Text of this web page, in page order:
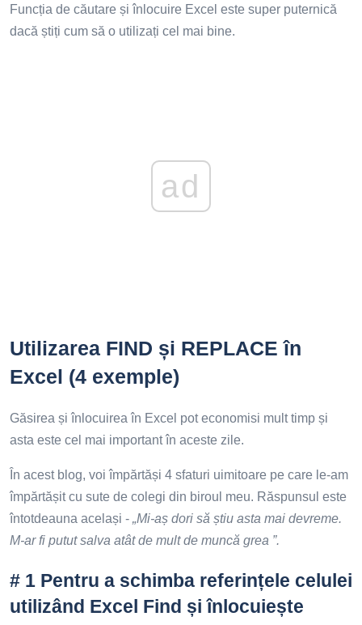
Funcția de căutare și înlocuire Excel este super puternică
dacă știți cum să o utilizați cel mai bine.
ad
Utilizarea FIND și REPLACE în
Excel (4 exemple)
Găsirea și înlocuirea în Excel pot economisi mult timp și
asta este cel mai important în aceste zile.
În acest blog, voi împărtăși 4 sfaturi uimitoare pe care le-am
împărtășit cu sute de colegi din biroul meu. Răspunsul este
întotdeauna același - „Mi-aș dori să știu asta mai devreme.
M-ar fi putut salva atât de mult de muncă grea ”.
# 1 Pentru a schimba referințele celulei
utilizând Excel Find și înlocuiește